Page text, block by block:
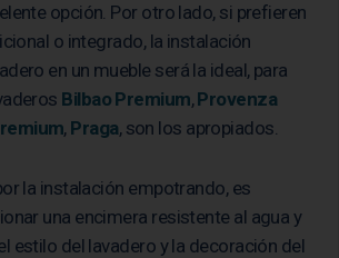
opción. Por otro lado, si prefieren
o integrado, la instalación
en un mueble será la ideal, para
Bilbao Premium,Provenza
, Praga, son los apropiados.
la instalación empotrando, es
una encimera resistente al agua y
estilo del lavadero y la decoración del